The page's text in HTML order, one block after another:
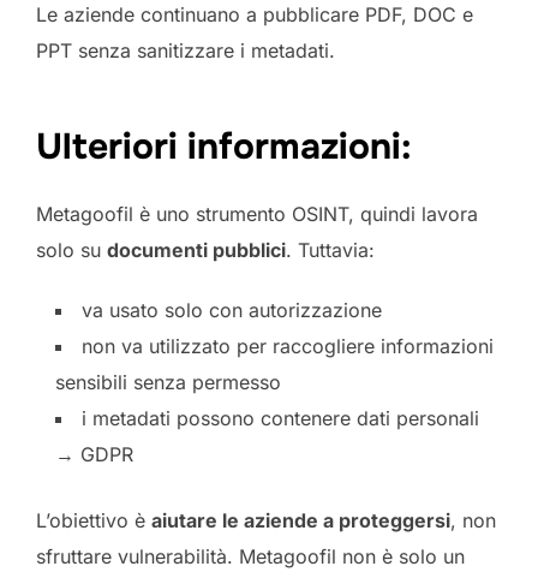
Le aziende continuano a pubblicare PDF, DOC e
PPT senza sanitizzare i metadati.
Ulteriori informazioni:
Metagoofil è uno strumento OSINT, quindi lavora
solo su documenti pubblici. Tuttavia:
va usato solo con autorizzazione
non va utilizzato per raccogliere informazioni
sensibili senza permesso
i metadati possono contenere dati personali
→ GDPR
L’obiettivo è aiutare le aziende a proteggersi, non
sfruttare vulnerabilità. Metagoofil non è solo un